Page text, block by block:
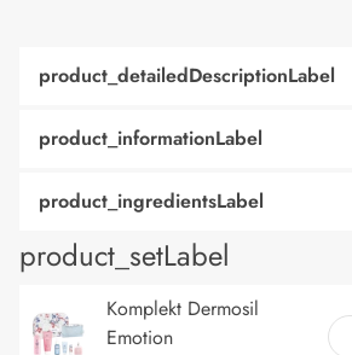
product_detailedDescriptionLabel
product_informationLabel
product_ingredientsLabel
product_setLabel
Komplekt Dermosil
Emotion